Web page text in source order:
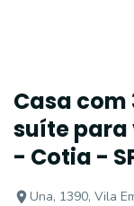
Casa com
suíte para
- Cotia -
Una, 1390, Vila